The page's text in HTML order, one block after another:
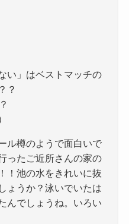
い」はベストマッチの
？
ル樽のようで面白いで
ったご近所さんの家の
！池の水をきれいに抜
ょうか？泳いでいたは
んでしょうね。いろい